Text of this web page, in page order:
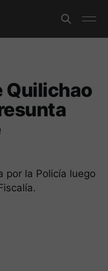
Quilichao
por la Policía luego